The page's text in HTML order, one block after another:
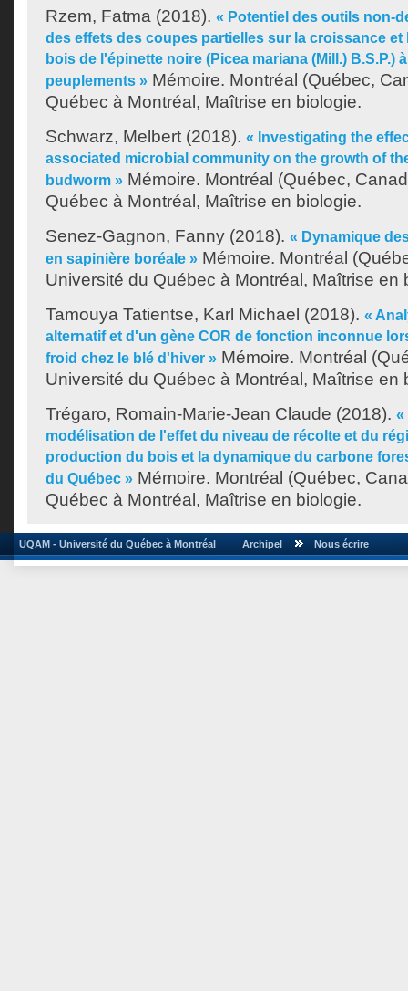
Rzem, Fatma (2018). « Potentiel des outils non-
des effets des coupes partielles sur la croissance
bois de l'épinette noire (Picea mariana (Mill.) B.S.P.)
peuplements » Mémoire. Montréal (Québec,
Québec à Montréal, Maîtrise en biologie.
Schwarz, Melbert (2018). « Investigating the
associated microbial community on the growth of
budworm » Mémoire. Montréal (Québec,
Québec à Montréal, Maîtrise en biologie.
Senez-Gagnon, Fanny (2018). « Dynamique
en sapinière boréale » Mémoire. Montréal
Université du Québec à Montréal, Maîtrise en
Tamouya Tatientse, Karl Michael (2018). «
alternatif et d'un gène COR de fonction inconnue
froid chez le blé d'hiver » Mémoire. Montréal
Université du Québec à Montréal, Maîtrise en
Trégaro, Romain-Marie-Jean Claude (2018). «
modélisation de l'effet du niveau de récolte et du
production du bois et la dynamique du carbone
du Québec » Mémoire. Montréal (Québec,
Québec à Montréal, Maîtrise en biologie.
UQAM - Université du Québec à Montréal Archipel Nous écrire